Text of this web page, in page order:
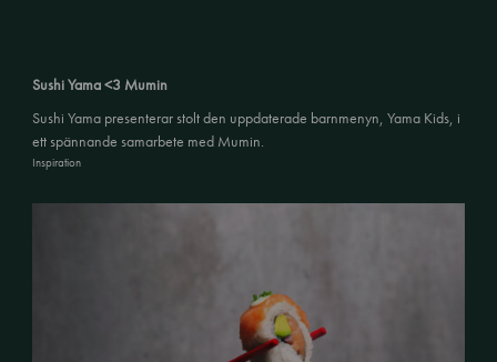
Sushi Yama <3 Mumin
Sushi Yama presenterar stolt den uppdaterade barnmenyn, Yama Kids, i
ett spännande samarbete med Mumin.
Inspiration